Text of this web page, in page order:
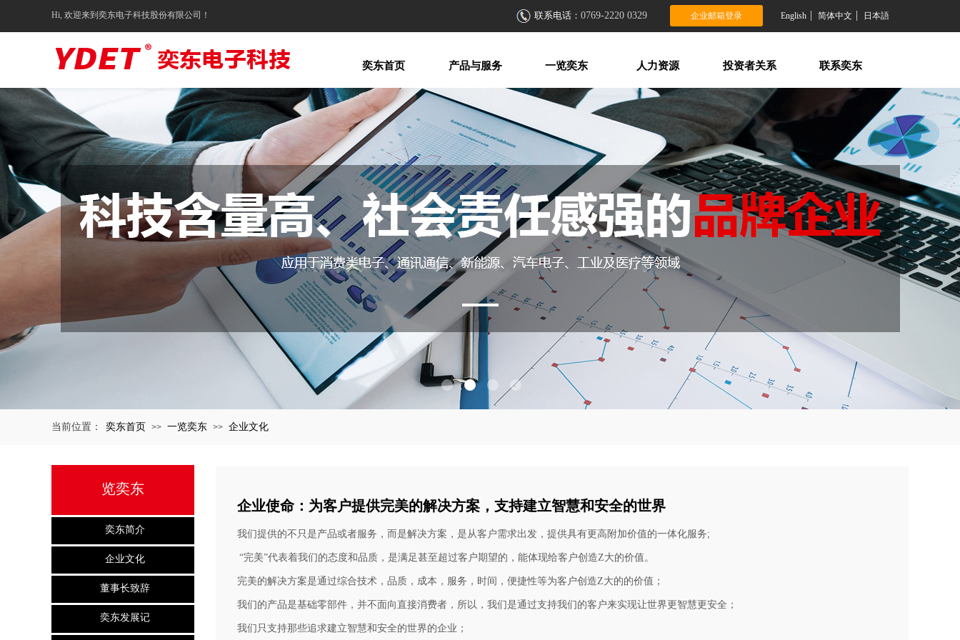
Hi, 欢迎来到奕东电子科技股份有限公司！ 联系电话： 0769-2220 0329 企业邮箱登录 English 简体中文 日本語
奕东首页 产品与服务 一览奕东 人力资源 投资者关系 联系奕东
奕东首页 >> 一览奕东 >> 企业文化
当前位置：
览奕东
企业使命：为客户提供完美的解决方案，支持建立智慧和安全的世界
我们提供的不只是产品或者服务，而是解决方案，是从客户需求出发，提供具有更高附加价值的一体化服务;
“完美”代表着我们的态度和品质，是满足甚至超过客户期望的，能体现给客户创造Z大的价值。
完美的解决方案是通过综合技术，品质，成本，服务，时间，便捷性等为客户创造Z大的的价值；
我们的产品是基础零部件，并不面向直接消费者，所以，我们是通过支持我们的客户来实现让世界更智慧更安全；
我们只支持那些追求建立智慧和安全的世界的企业；
奕东简介
企业文化
董事长致辞
奕东发展记